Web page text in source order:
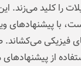
را کلید می‌زند.
با پیشنهادهای
فیزیکی
از